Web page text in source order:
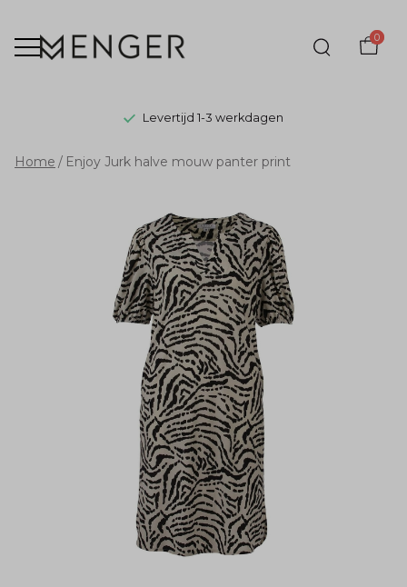
0
Levertijd 1-3 werkdagen
Enjoy
mouw
panter
Menger
Home Enjoy Jurk halve mouw panter print